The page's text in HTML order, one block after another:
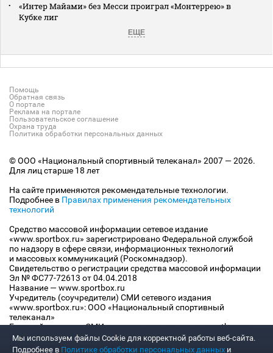
«Интер Майами» без Месси проиграл «Монтеррею» в
Кубке лиг
ЕЩЕ
Помощь
Обратная связь
О портале
Реклама на портале
Пользовательское соглашение
Охрана труда
Политика обработки персональных данных
© ООО «Национальный спортивный телеканал» 2007 — 2026.
Для лиц старше 18 лет
На сайте применяются рекомендательные технологии.
Подробнее в Правилах применения рекомендательных
технологий
Средство массовой информации сетевое издание
«www.sportbox.ru» зарегистрировано Федеральной службой
по надзору в сфере связи, информационных технологий
и массовых коммуникаций (Роскомнадзор).
Свидетельство о регистрации средства массовой информации
Эл № ФС77-72613 от 04.04.2018
Название — www.sportbox.ru
Учредитель (соучредители) СМИ сетевого издания
«www.sportbox.ru»: ООО «Национальный спортивный
телеканал»
Главный редактор СМИ сетевого издания «www.sportbox.ru»:
Конов В.А.
Номер телефона редакции СМИ сетевого издания
Мы используем файлы Сookie для корректной работы веб-сайта.
Подробнее в Политике обработки персональных данных и